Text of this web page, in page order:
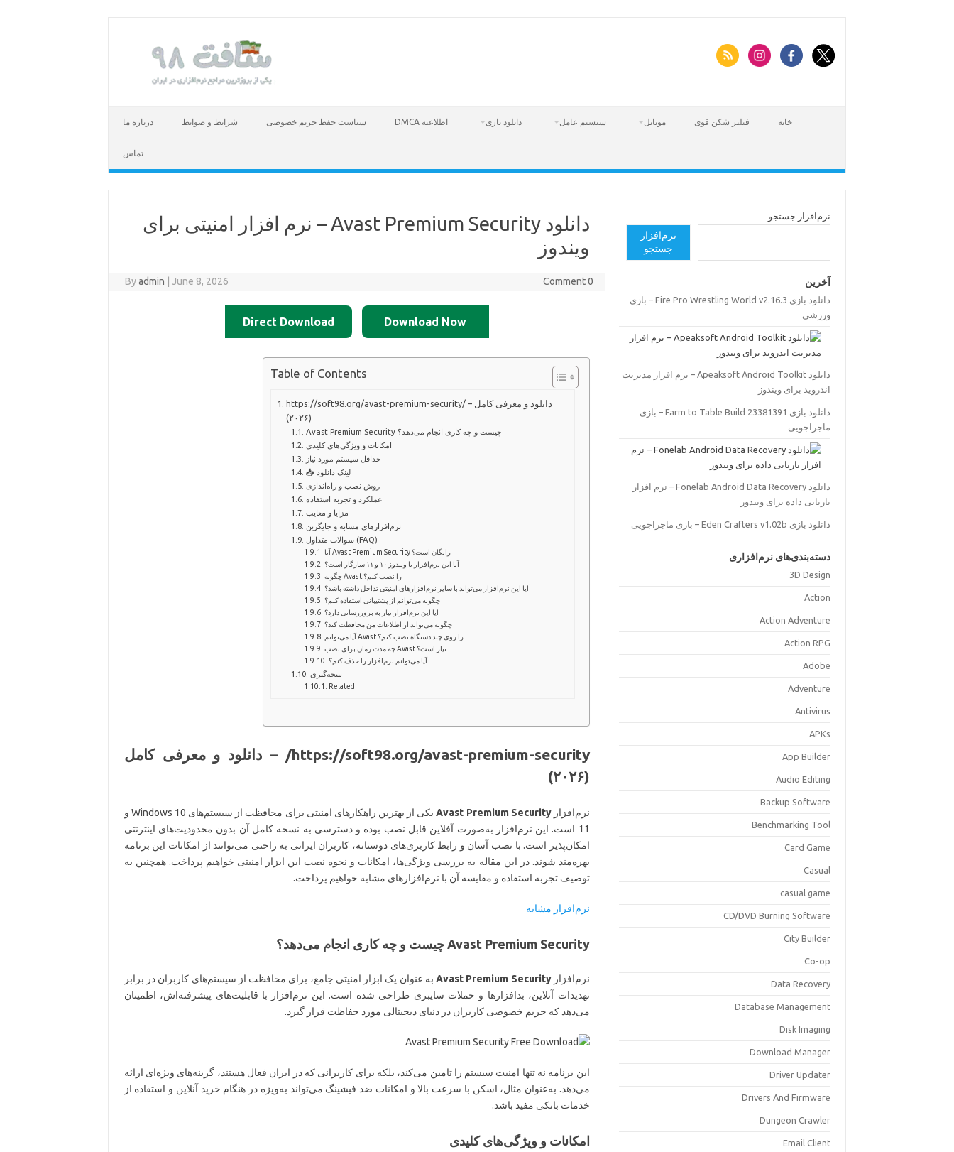
خانه فیلتر شکن قوی موبایل سیستم عامل دانلود بازی اطلاعیه DMCA سیاست حفظ حریم خصوصی شرایط و ضوابط درباره ما
تماس
دانلود Avast Premium Security – نرم افزار امنیتی برای
ویندوز
Byadmin June 8, 2026 0 Comment
Download Now
Direct Download
Table of Contents
https://soft98.org/avast-premium-security/ – دانلود و معرفی کامل
(۲۰۲۶)
Avast Premium Security چیست و چه کاری انجام می‌دهد؟
امکانات و ویژگی‌های کلیدی
حداقل سیستم مورد نیاز
📥 لینک دانلود
روش نصب و راه‌اندازی
عملکرد و تجربه استفاده
مزایا و معایب
نرم‌افزارهای مشابه و جایگزین
سوالات متداول (FAQ)
آیا Avast Premium Security رایگان است؟
آیا این نرم‌افزار با ویندوز ۱۰ و ۱۱ سازگار است؟
چگونه Avast را نصب کنم؟
آیا این نرم‌افزار می‌تواند با سایر نرم‌افزارهای امنیتی تداخل داشته باشد؟
چگونه می‌توانم از پشتیبانی استفاده کنم؟
آیا این نرم‌افزار نیاز به بروزرسانی دارد؟
چگونه می‌تواند از اطلاعات من محافظت کند؟
آیا می‌توانم Avast را روی چند دستگاه نصب کنم؟
چه مدت زمان برای نصب Avast نیاز است؟
آیا می‌توانم نرم‌افزار را حذف کنم؟
نتیجه‌گیری
Related
https://soft98.org/avast-premium-security/ – دانلود و معرفی کامل
(۲۰۲۶)
نرم‌افزارAvast Premium Security
یکی از بهترین راهکارهای امنیتی برای محافظت از سیستم‌های Windows 10 و
11 است. این نرم‌افزار به‌صورت آفلاین قابل نصب بوده و دسترسی به نسخه کامل آن بدون محدودیت‌های اینترنتی
امکان‌پذیر است. با نصب آسان و رابط کاربری‌های دوستانه، کاربران ایرانی به راحتی می‌توانند از امکانات این برنامه
بهره‌مند شوند. در این مقاله به بررسی ویژگی‌ها، امکانات و نحوه نصب این ابزار امنیتی خواهیم پرداخت. همچنین به
توصیف تجربه استفاده و مقایسه آن با نرم‌افزارهای مشابه خواهیم پرداخت.
نرم‌افزار مشابه
Avast Premium Security چیست و چه کاری انجام می‌دهد؟
نرم‌افزارAvast Premium Securityبه عنوان یک ابزار امنیتی جامع، برای محافظت از سیستم‌های کاربران در برابر
تهدیدات آنلاین، بدافزارها و حملات سایبری طراحی شده است. این نرم‌افزار با قابلیت‌های پیشرفته‌اش، اطمینان
می‌دهد که حریم خصوصی کاربران در دنیای دیجیتالی مورد حفاظت قرار گیرد.
این برنامه نه تنها امنیت سیستم را تامین می‌کند، بلکه برای کاربرانی که در ایران فعال هستند، گزینه‌های ویژه‌ای ارائه
می‌دهد. به‌عنوان مثال، اسکن با سرعت بالا و امکانات ضد فیشینگ می‌تواند به‌ویژه در هنگام خرید آنلاین و استفاده از
خدمات بانکی مفید باشد.
امکانات و ویژگی‌های کلیدی
نرم‌افزار جستجو
نرم‌افزار
جستجو
آخرین
دانلود بازی Fire Pro Wrestling World v2.16.3 – بازی
ورزشی
دانلود Apeaksoft Android Toolkit – نرم افزار مدیریت
اندروید برای ویندوز
دانلود بازی Farm to Table Build 23381391 – بازی
ماجراجویی
دانلود Fonelab Android Data Recovery – نرم افزار
بازیابی داده برای ویندوز
دانلود بازی Eden Crafters v1.02b – بازی ماجراجویی
دسته‌بندی‌های نرم‌افزاری
3D Design
Action
Action Adventure
Action RPG
Adobe
Adventure
Antivirus
APKs
App Builder
Audio Editing
Backup Software
Benchmarking Tool
Card Game
Casual
casual game
CD/DVD Burning Software
City Builder
Co-op
Data Recovery
Database Management
Disk Imaging
Download Manager
Driver Updater
Drivers And Firmware
Dungeon Crawler
Email Client